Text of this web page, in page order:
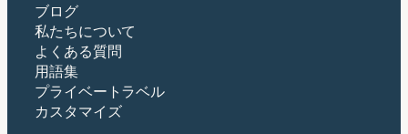
ブログ
私たちについて
よくある質問
用語集
プライベートラベル
カスタマイズ